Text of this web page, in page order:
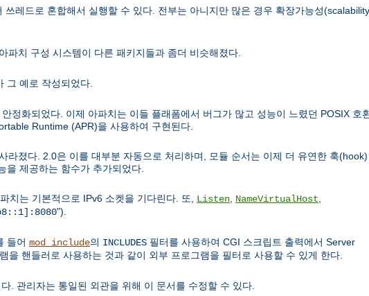
레드로 혼합해서 실행할 수 있다. 전부는 아니지만 많은 경우 확장가능성
파치 구성 시스템이 다른 패키지들과 좀더 비슷해졌다.
그 예로 작성되었다.
정화되었다. 이제 아파치는 이들 플래폼에서 버그가 많고 성능이 느렸던 POSIX 호
Runtime (APR)을 사용하여 구현된다.
졌다. 2.0은 이를 대부분 자동으로 처리하며, 모듈 순서는 이제 더 유연한 훅(hook)
을 제공하는 함수가 추가되었다.
치는 기본적으로 IPv6 소켓을 기다린다. 또, Listen NameVirtualHost
").
들어 mod_include의 INCLUDES 필터를 사용하여 CGI 스크립트 출력에서 Server
을 핸들러로 사용하는 것과 같이 외부 프로그램을 필터로 사용할 수 있게 한다.
. 관리자는 통일된 외관을 위해 이 문서를 수정할 수 있다.